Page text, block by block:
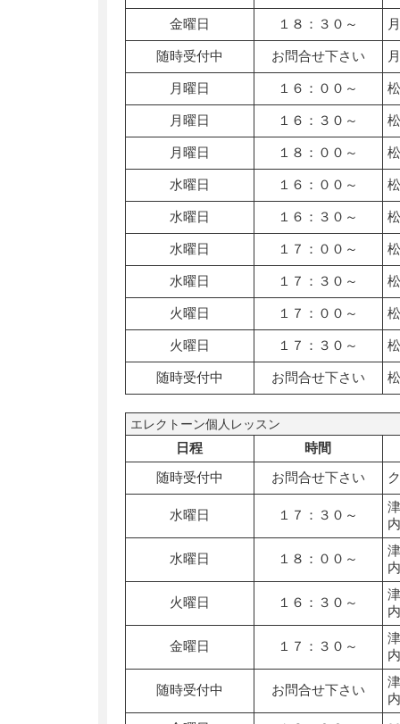
金曜日 １８：３０～
随時受付中 お問合せ下さい
月曜日 １６：００～
月曜日 １６：３０～
月曜日 １８：００～
水曜日 １６：００～
水曜日 １６：３０～
水曜日 １７：００～
水曜日 １７：３０～
火曜日 １７：００～
火曜日 １７：３０～
随時受付中 お問合せ下さい
エレクトーン個人レッスン
日程
時間
随時受付中
お問合せ下さい
水曜日 １７：３０～
水曜日 １８：００～
火曜日 １６：３０～
金曜日 １７：３０～
随時受付中 お問合せ下さい